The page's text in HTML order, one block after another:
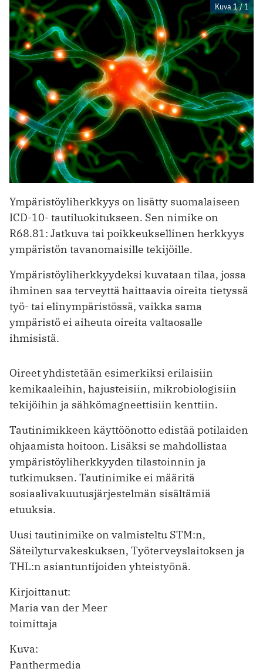
Kuva 1 / 1
Ympäristöyliherkkyys on lisätty suomalaiseen
ICD-10- tautiluokitukseen. Sen nimike on
R68.81: Jatkuva tai poikkeuksellinen herkkyys
ympäristön tavanomaisille tekijöille.
Ympäristöyliherkkyydeksi kuvataan tilaa, jossa
ihminen saa terveyttä haittaavia oireita tietyssä
työ- tai elinympäristössä, vaikka sama
ympäristö ei aiheuta oireita valtaosalle
ihmisistä.
Oireet yhdistetään esimerkiksi erilaisiin
kemikaaleihin, hajusteisiin, mikrobiologisiin
tekijöihin ja sähkömagneettisiin kenttiin.
Tautinimikkeen käyttöönotto edistää potilaiden
ohjaamista hoitoon. Lisäksi se mahdollistaa
ympäristöyliherkkyyden tilastoinnin ja
tutkimuksen. Tautinimike ei määritä
sosiaalivakuutusjärjestelmän sisältämiä
etuuksia.
Uusi tautinimike on valmisteltu STM:n,
Säteilyturvakeskuksen, Työterveyslaitoksen ja
THL:n asiantuntijoiden yhteistyönä.
Kirjoittanut:
Maria van der Meer
toimittaja
Kuva:
Panthermedia